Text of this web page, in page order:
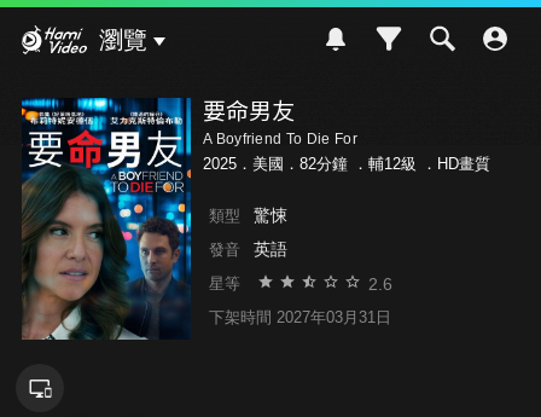
瀏覽
要命男友
A Boyfriend To Die For
2025．美國．82分鐘 ． 輔12級 ．HD畫質
類型 驚悚
發音 英語
星等 2.6
下架時間 2027年03月31日